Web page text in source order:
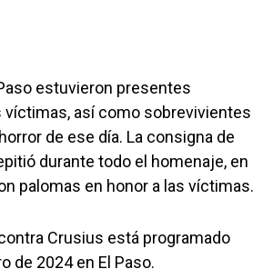
estuvieron presentes
víctimas, así como sobrevivientes
de ese día. La consigna de
durante todo el homenaje, en
palomas en honor a las víctimas.
Crusius está programado
de 2024 en El Paso.